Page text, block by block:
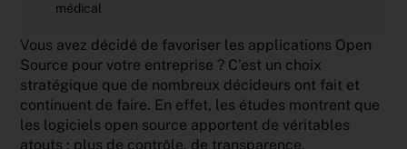
médical
Vous avez décidé de favoriser les applications Open
Source pour votre entreprise ? C’est un choix
stratégique que de nombreux décideurs ont fait et
continuent de faire. En effet, les études montrent que
les logiciels open source apportent de véritables
atouts : plus de contrôle, de transparence,